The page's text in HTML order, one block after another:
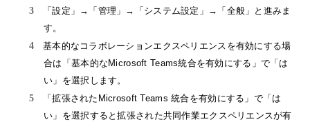
「設定」→「管理」→「システム設定」→「全般」と進みま
す。
基本的なコラボレーションエクスペリエンスを有効にする場
合は「基本的なMicrosoft Teams統合を有効にする」で「は
い」を選択します。
「拡張されたMicrosoft Teams 統合を有効にする」で「は
い」を選択すると拡張された共同作業エクスペリエンスが有